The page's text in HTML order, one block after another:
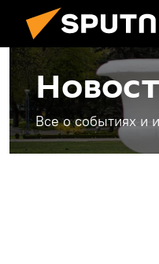
Все о событиях и